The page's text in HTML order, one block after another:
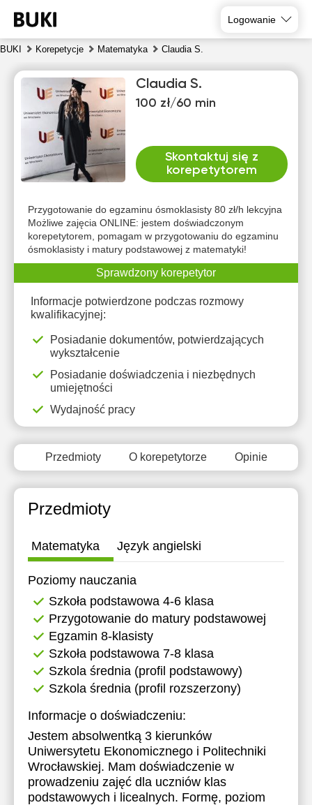
Logowanie
BUKI Korepetycje Matematyka Claudia S.
Claudia S.
100 zł/60 min
Skontaktuj się z
korepetytorem
Przygotowanie do egzaminu ósmoklasisty 80 zł/h lekcyjna
Możliwe zajęcia ONLINE: jestem doświadczonym
korepetytorem, pomagam w przygotowaniu do egzaminu
ósmoklasisty i matury podstawowej z matematyki!
Sprawdzony korepetytor
Informacje potwierdzone podczas rozmowy
kwalifikacyjnej:
Posiadanie dokumentów, potwierdzających
wykształcenie
Posiadanie doświadczenia i niezbędnych
umiejętności
Wydajność pracy
Przedmioty O korepetytorze Opinie
Przedmioty
Matematyka Język angielski
Poziomy nauczania
Szkoła podstawowa 4-6 klasa
Przygotowanie do matury podstawowej
Egzamin 8-klasisty
Szkoła podstawowa 7-8 klasa
Szkola średnia (profil podstawowy)
Szkola średnia (profil rozszerzony)
Informacje o doświadczeniu:
Jestem absolwentką 3 kierunków
Uniwersytetu Ekonomicznego i Politechniki
Wrocławskiej. Mam doświadczenie w
prowadzeniu zajęć dla uczniów klas
podstawowych i licealnych. Formę, poziom
9
10
11
12
13
14
14:00
15:00
16:00
16:30
17:00
18:00
19:00
20:00
21:00
Brak
dostępnych
terminów
Brak
dostępnych
terminów
Brak
dostępnych
terminów
Brak
dostępnych
terminów
Brak
terminów